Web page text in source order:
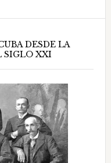
DESDE LA
SIGLO XXI